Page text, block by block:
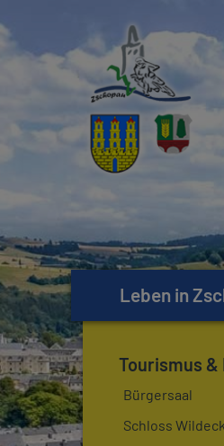
Leben in
Tourismus &
Bürgersaal
Schloss Wildeck